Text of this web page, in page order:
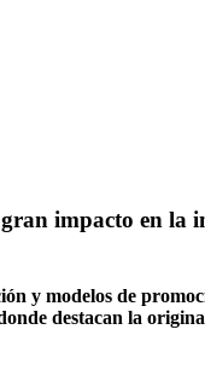
impacto en la
y modelos de
destacan la